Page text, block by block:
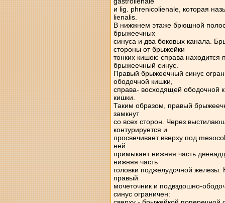
и lig. phrenicolienale, которая
lienalis.
В нижжнем этаже брюшной
брыжеечных
синуса и два боковых канала.
стороны от брыжейки
тонких кишок: справа
брыжеечный синус.
Правый брыжеечный синус
ободочной кишки,
справа- восходящей ободочной
кишки.
Таким образом, правый
замкнут
со всех сторон. Через
контурируется и
просвечивает вверху под
ней
примыкает нижняя часть
нижняя часть
головки поджелудочной
правый
мочеточник и подвздошно-
синус ограничен: